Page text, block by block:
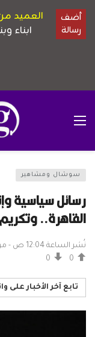
سوشال ومشاهير
رسائل سياسية
القاهرة..
نُشر الساعة 12:04 ص - من يوم الجمعة 14 نوفمبر / تشرين الثاني 2025
0
0
تابع آخر الأخبار على